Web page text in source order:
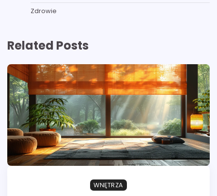
Zdrowie
Related Posts
WNĘTRZA